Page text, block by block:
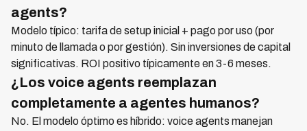
agents?
Modelo típico: tarifa de setup inicial + pago por uso (por
minuto de llamada o por gestión). Sin inversiones de capital
significativas. ROI positivo típicamente en 3-6 meses.
¿Los voice agents reemplazan
completamente a agentes humanos?
No. El modelo óptimo es híbrido: voice agents manejan